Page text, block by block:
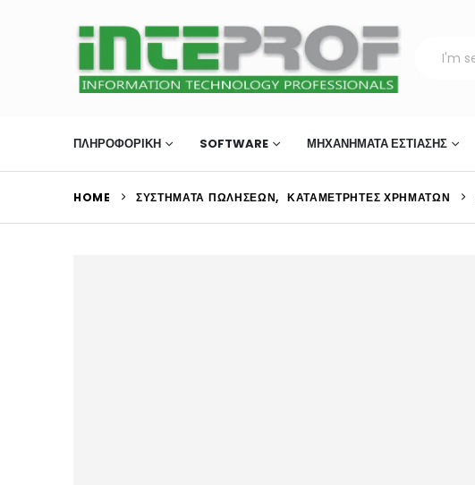
ΠΛΗΡΟΦΟΡΙΚΗ SOFTWARE ΜΗΧΑΝΉΜΑΤΑ ΕΣΤΊΑΣΗΣ
HOME ΣΥΣΤΉΜΑΤΑ ΠΩΛΉΣΕΩΝ, ΚΑΤΑΜΕΤΡΗΤΈΣ ΧΡΗΜΆΤΩΝ